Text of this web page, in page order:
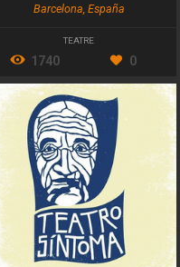
Barcelona, España
TEATRE
1740 0